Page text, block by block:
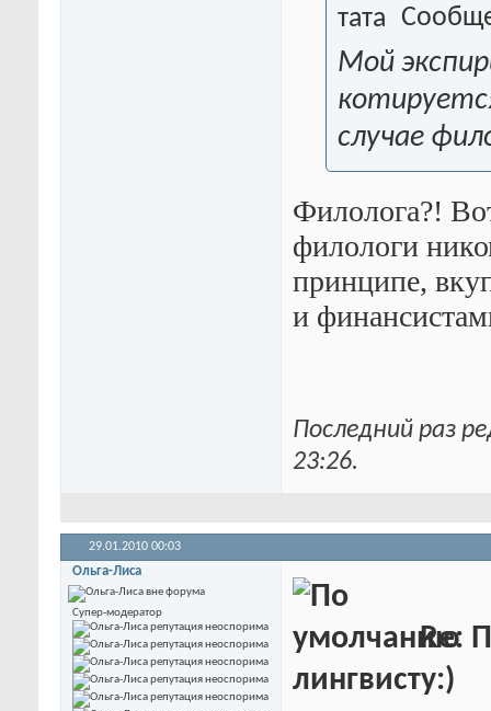
Мой
случае
Филолога?!
филологи
принципе,
и
Последний раз
23:26.
29.01.2010 00:03
Ольга-Лиса
Супер-модератор
Re:
лингвисту:)